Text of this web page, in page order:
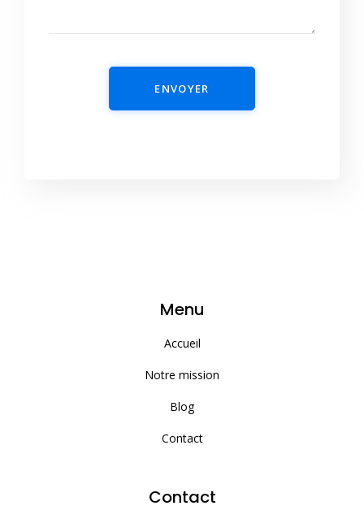
ENVOYER
Menu
Accueil
Notre mission
Blog
Contact
Contact